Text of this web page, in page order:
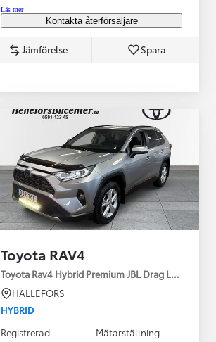
Toyota
När varje jobb
Läs mer
Kontakta återförsäljare
Jämförelse Spara
Toyota RAV4
Toyota Rav4 Hybrid Premium JBL Drag Led ramp
HÄLLEFORS
HYBRID
Registrerad
Mätarställning